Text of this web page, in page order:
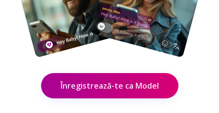
Înregistrează-te ca Model